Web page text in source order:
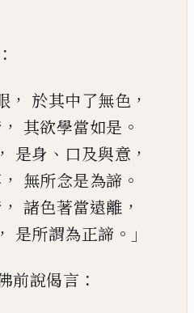
：
， 於其中了無色 ，
， 其欲學當如是 。
， 是身 、 口及與意 ，
， 無所念是為諦 。
， 諸色著當遠離 ，
， 是所謂為正諦 。」
前說偈言 ：